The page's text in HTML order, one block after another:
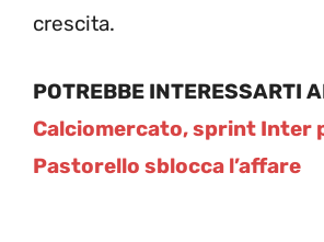
crescita.
POTREBBE INTERESSARTI
Calciomercato, sprint Inter
Pastorello sblocca l’affare